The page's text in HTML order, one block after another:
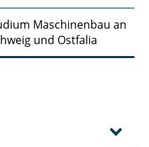
Maschinenbau an
und Ostfalia